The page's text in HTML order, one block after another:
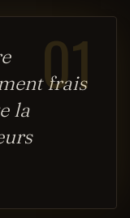
01
frais
la